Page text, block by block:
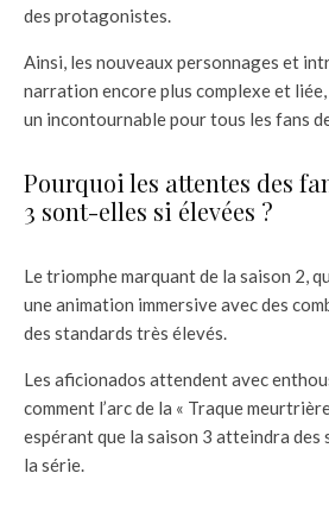
des protagonistes.
Ainsi, les nouveaux personnages et
narration encore plus complexe et
un incontournable pour tous les fans
Pourquoi les attentes des
3 sont-elles si élevées ?
Le triomphe marquant de la saison 2,
une animation immersive avec des
des standards très élevés.
Les aficionados attendent avec
comment l’arc de la « Traque
espérant que la saison 3 atteindra des
la série.